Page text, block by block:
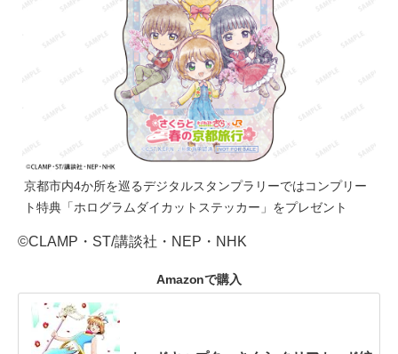
京都市内4か所を巡るデジタルスタンプラリーではコンプリー
ト特典「ホログラムダイカットステッカー」をプレゼント
©CLAMP・ST/講談社・NEP・NHK
Amazonで購入